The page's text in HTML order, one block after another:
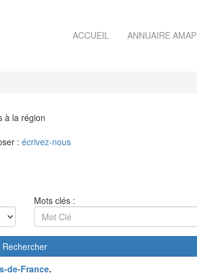
ACCUEIL ANNUAIRE AMAP
à la région
: écrivez-nous
Mots clés :
Rechercher
de-France.